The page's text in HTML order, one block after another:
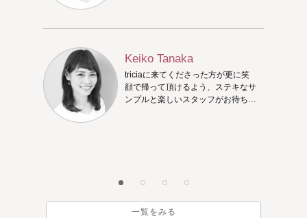
Keiko Tanaka
triciaに来てくださった方が更に笑
顔で帰って頂けるよう、ステキなサ
ンプルと楽しいスタッフがお待ちし
一覧をみる